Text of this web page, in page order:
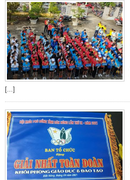
[...]